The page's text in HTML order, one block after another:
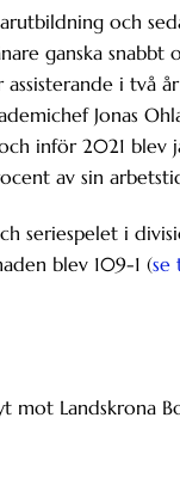
och
ganska
i två
Jonas
inför 2021
av sin
seriespelet i
blev 109-1 (se
Landskrona